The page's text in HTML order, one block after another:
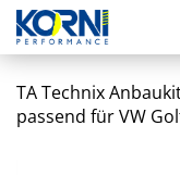
TA Technix
passend für VW